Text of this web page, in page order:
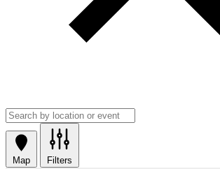
Map Filters